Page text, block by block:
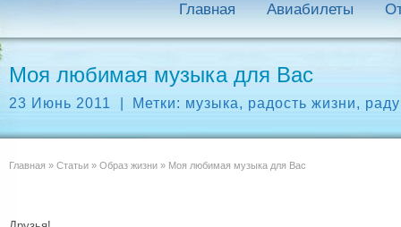
Главная Авиабилеты
Моя любимая музыка для Вас
23 Июнь 2011 Метки: музыка, радость жизни,
Главная » Статьи » Образ жизни » Моя любимая музыка для Вас